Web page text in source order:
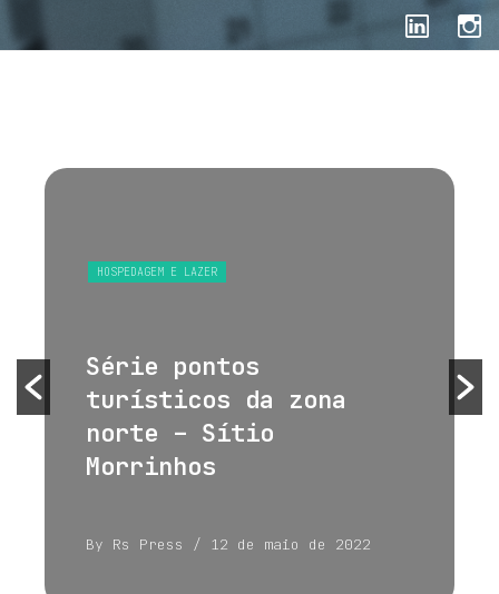
HOSPEDAGEM E LAZER
Série pontos
turísticos da zona
norte – Sítio
Morrinhos
By Rs Press / 12 de maio de 2022